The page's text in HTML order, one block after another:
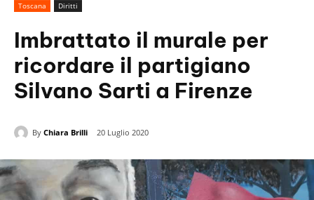
Toscana Diritti
Imbrattato il murale per
ricordare il partigiano
Silvano Sarti a Firenze
By Chiara Brilli 20 Luglio 2020